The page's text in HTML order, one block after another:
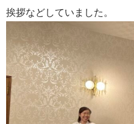
挨拶などしていました。